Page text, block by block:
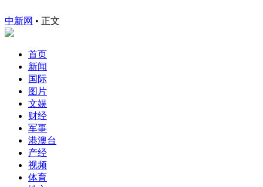
中新网 • 正文
首页
新闻
国际
图片
文娱
财经
军事
港澳台
产经
视频
体育